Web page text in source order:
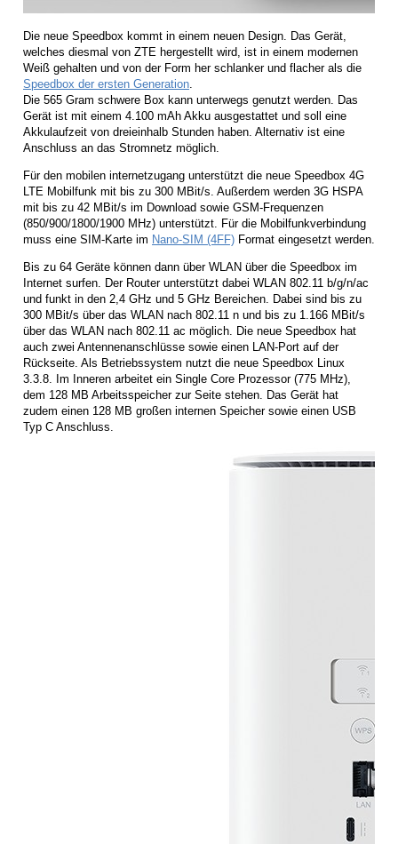
Die neue Speedbox kommt in einem neuen Design. Das Gerät,
welches diesmal von ZTE hergestellt wird, ist in einem modernen
Weiß gehalten und von der Form her schlanker und flacher als die
Speedbox der ersten Generation
Die 565 Gram schwere Box kann unterwegs genutzt werden. Das
Gerät ist mit einem 4.100 mAh Akku ausgestattet und soll eine
Akkulaufzeit von dreieinhalb Stunden haben. Alternativ ist eine
Anschluss an das Stromnetz möglich.
Für den mobilen internetzugang unterstützt die neue Speedbox 4G
LTE Mobilfunk mit bis zu 300 MBit/s. Außerdem werden 3G HSPA
mit bis zu 42 MBit/s im Download sowie GSM-Frequenzen
(850/900/1800/1900 MHz) unterstützt. Für die Mobilfunkverbindung
muss eine SIM-Karte im Nano-SIM (4FF) Format eingesetzt werden.
Bis zu 64 Geräte können dann über WLAN über die Speedbox im
Internet surfen. Der Router unterstützt dabei WLAN 802.11 b/g/n/ac
und funkt in den 2,4 GHz und 5 GHz Bereichen. Dabei sind bis zu
300 MBit/s über das WLAN nach 802.11 n und bis zu 1.166 MBit/s
über das WLAN nach 802.11 ac möglich. Die neue Speedbox hat
auch zwei Antennenanschlüsse sowie einen LAN-Port auf der
Rückseite. Als Betriebssystem nutzt die neue Speedbox Linux
3.3.8. Im Inneren arbeitet ein Single Core Prozessor (775 MHz),
dem 128 MB Arbeitsspeicher zur Seite stehen. Das Gerät hat
zudem einen 128 MB großen internen Speicher sowie einen USB
Typ C Anschluss.